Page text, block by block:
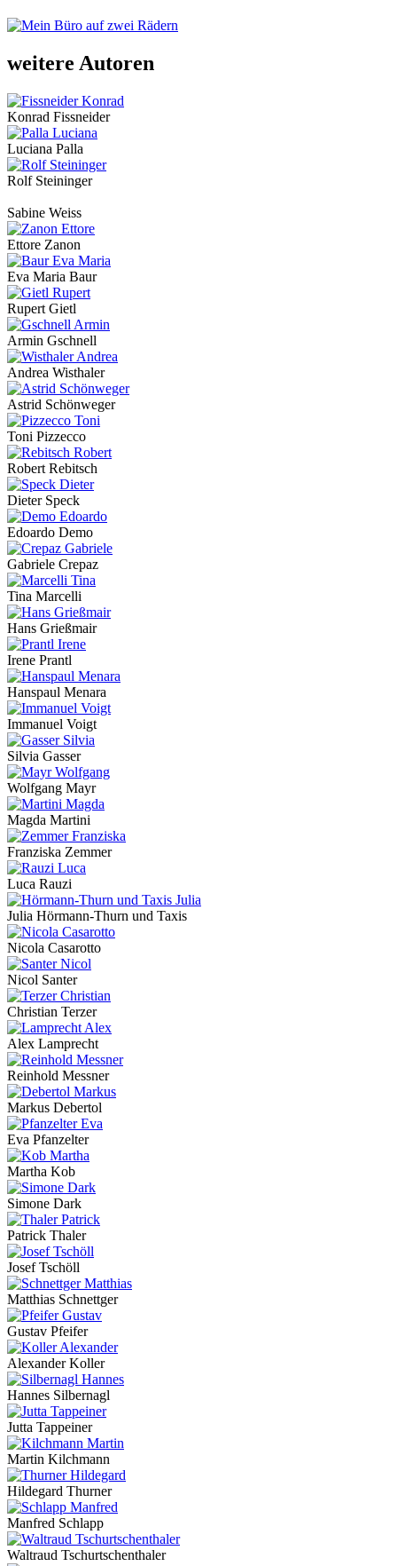
weitere Autoren
Konrad Fissneider
Luciana Palla
Rolf Steininger
Sabine Weiss
Ettore Zanon
Eva Maria Baur
Rupert Gietl
Armin Gschnell
Andrea Wisthaler
Astrid Schönweger
Toni Pizzecco
Robert Rebitsch
Dieter Speck
Edoardo Demo
Gabriele Crepaz
Tina Marcelli
Hans Grießmair
Irene Prantl
Hanspaul Menara
Immanuel Voigt
Silvia Gasser
Wolfgang Mayr
Magda Martini
Franziska Zemmer
Luca Rauzi
Julia Hörmann-Thurn und Taxis
Nicola Casarotto
Nicol Santer
Christian Terzer
Alex Lamprecht
Reinhold Messner
Markus Debertol
Eva Pfanzelter
Martha Kob
Simone Dark
Patrick Thaler
Josef Tschöll
Matthias Schnettger
Gustav Pfeifer
Alexander Koller
Hannes Silbernagl
Jutta Tappeiner
Martin Kilchmann
Hildegard Thurner
Manfred Schlapp
Waltraud Tschurtschenthaler